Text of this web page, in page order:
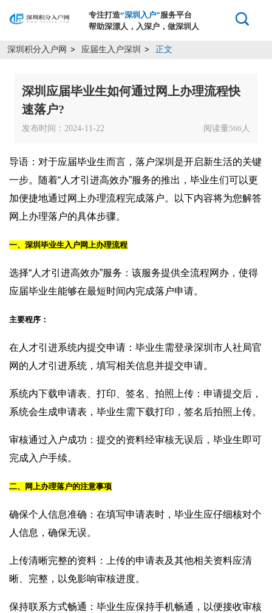
专注打造“深圳入户”服务平台
帮助深漂人，入深户，做深圳人
深圳积分入户网 > 应届生入户深圳 > 正文
深圳应届毕业生如何通过网上办理流程快
速落户?
发布时间：2024-11-22 阅读量566 人
导语：对于应届毕业生而言，落户深圳是开启新生活的关键
一步。随着“人才引进高效办”服务的推出，毕业生们可以更
加便捷地通过网上办理流程完成落户。以下内容将为您解答
网上办理落户的具体步骤。
一、深圳毕业生入户网上办理流程
选择“人才引进高效办”服务：该服务提供全流程网办，使得
应届毕业生能够在最短时间内完成落户申请。
主要程序：
在人才引进系统内提交申请：毕业生需登录深圳市人社局官
网的人才引进系统，填写相关信息并提交申请。
系统内下载申请表、打印、签名、拍照上传：申请提交后，
系统会生成申请表，毕业生需下载打印，签名后拍照上传。
审核通过入户成功：提交的资料经审核无误后，毕业生即可
完成入户手续。
二、网上办理落户的注意事项
确保个人信息准确：在填写申请表时，毕业生应仔细核对个
人信息，确保无误。
上传清晰完整的资料：上传的申请表及其他相关资料应清
晰、完整，以免影响审核进度。
保持联系方式畅通：毕业生应保持手机畅通，以便接收审核